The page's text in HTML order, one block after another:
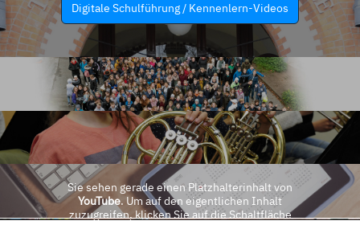
Digitale Schulführung / Kennenlern-Videos
Sie sehen gerade einen Platzhalterinhalt von
YouTube. Um auf den eigentlichen Inhalt
zuzugreifen, klicken Sie auf die Schaltfläche